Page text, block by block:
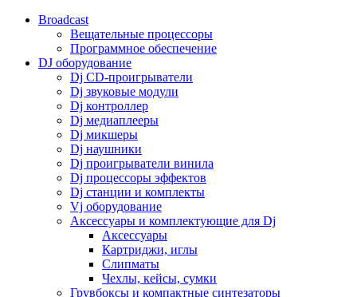
Broadcast
Вещательные процессоры
Программное обеспечение
DJ оборудование
Dj CD-проигрыватели
Dj звуковые модули
Dj контроллер
Dj медиаплееры
Dj микшеры
Dj наушники
Dj проигрыватели винила
Dj процессоры эффектов
Dj станции и комплекты
Vj оборудование
Аксессуары и комплектующие для Dj
Аксессуары
Картриджи, иглы
Слипматы
Чехлы, кейсы, сумки
Грувбоксы и компактные синтезаторы